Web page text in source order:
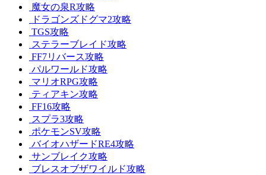
魔女の泉R攻略
ドラゴンズドグマ2攻略
TGS攻略
ステラーブレイド攻略
FF7リバース攻略
パルワールド攻略
マリオRPG攻略
ティアキン攻略
FF16攻略
スプラ3攻略
ポケモンSV攻略
バイオハザードRE4攻略
サンブレイク攻略
ブレスオブザワイルド攻略